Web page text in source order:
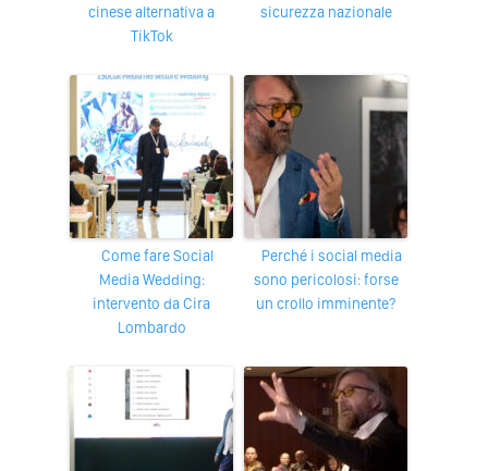
cinese alternativa a
TikTok
sicurezza nazionale
Come fare Social
Media Wedding:
intervento da Cira
Lombardo
Perché i social media
sono pericolosi: forse
un crollo imminente?